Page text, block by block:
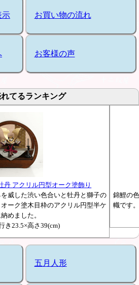
示 お買い物の流れ
お客様の声
てるランキング
丹 アクリル円型オーク塗飾り
威した渋い色合いと牡丹と獅子の
ーク塗木目枠のアクリル円型半ケ
めました。
き23.5×高さ39(cm)
錦鯉の
幟です
五月人形